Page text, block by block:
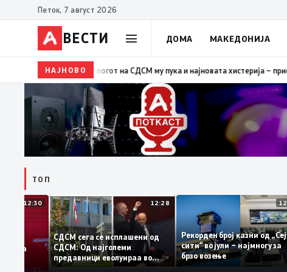
Петок, 7 август 2026
ВЕСТИ ДОМА МАКЕДОНИЈА
НАЈНОВО19:39ВМРО-ДПМНЕ: Како што му пукна меурот од
ТОП
12:30
на
12:28
СДСМ сега се исплашени од
СДСМ: Од најголеми
предавници еволуираа во
најголеми патриоти
Рекорден број казни
сити“ во јули –
брзо возење